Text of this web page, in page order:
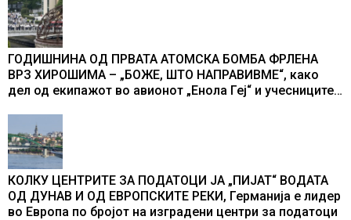
ГОДИШНИНА ОД ПРВАТА АТОМСКА БОМБА ФРЛЕНА
ВРЗ ХИРОШИМА – „БОЖЕ, ШТО НАПРАВИВМЕ“, како
дел од екипажот во авионот „Енола Геј“ и учесниците
промени текот на историјата
КОЛКУ ЦЕНТРИТЕ ЗА ПОДАТОЦИ ЈА „ПИЈАТ“ ВОДАТА
ОД ДУНАВ И ОД ЕВРОПСКИТЕ РЕКИ, Германија е лидер
во Европа по бројот на изградени центри за податоци